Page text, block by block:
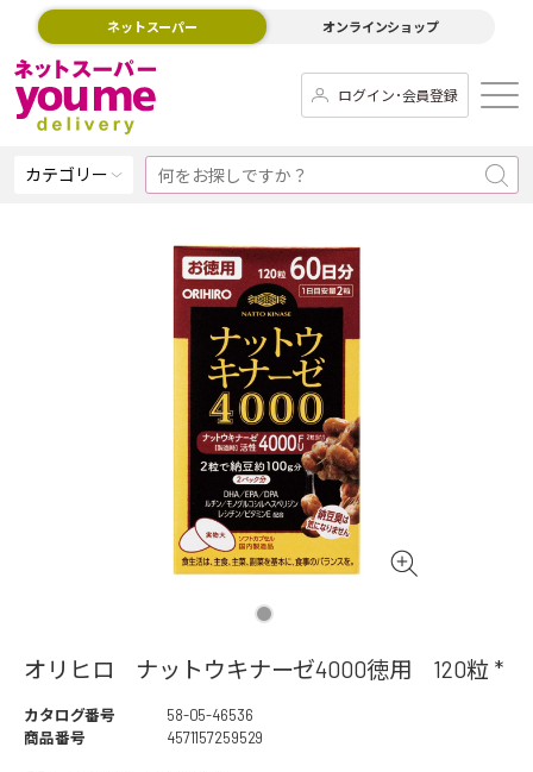
ネットスーパー オンラインショップ
ログイン･会員登録
カテゴリー
オリヒロ ナットウキナーゼ4000徳用 120粒 *
カタログ番号
58-05-46536
商品番号
4571157259529